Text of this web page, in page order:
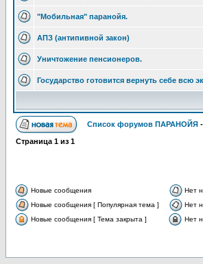
"Мобильная" паранойя.
АПЗ (антипивной закон)
Уничтожение пенсионеров.
Государство готовится вернуть себе всю
Список форумов ПАРАНОЙЯ
Страница 1 из 1
Новые сообщения
Нет
Новые сообщения [ Популярная тема ]
Нет
Новые сообщения [ Тема закрыта ]
Нет